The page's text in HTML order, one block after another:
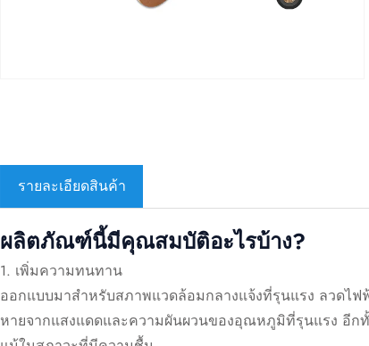
รายละเอียดสินค้า
ผลิตภัณฑ์นี้มีคุณสมบัติอะไรบ้าง?
1. เพิ่มความทนทาน
ออกแบบมาสำหรับสภาพแวดล้อมกลางแจ้งที่รุนแรง ลวดไฟ
หายจากแสงแดดและความผันผวนของอุณหภูมิที่รุนแรง อีก